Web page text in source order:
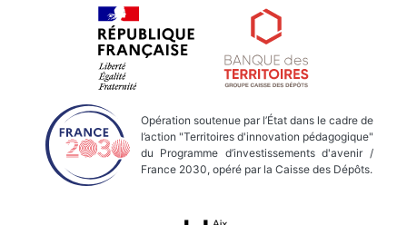
Opération soutenue par l’État dans le cadre de
l’action "Territoires d'innovation pédagogique"
du Programme d’investissements d'avenir /
France 2030, opéré par la Caisse des Dépôts.